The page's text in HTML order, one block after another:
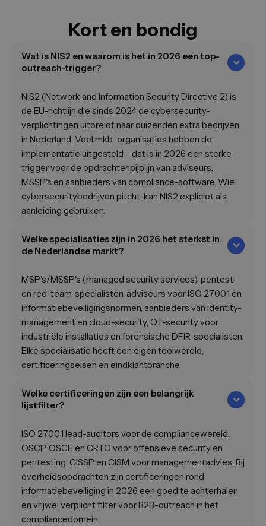
Kort en bondig
Wat is NIS2 en waarom is het in 2026 een top-
outreach-trigger?
NIS2 (Network and Information Security Directive 2) is
de EU-richtlijn die sinds 2024 de cybersecurity-
verplichtingen uitbreidt naar duizenden extra bedrijven
in Nederland. Veel mkb-organisaties hebben de
implementatie uitgesteld – dat is in 2026 een sterke
trigger voor de opdrachtenpijplijn van adviseurs,
MSSP's en aanbieders van compliance-software. Wie
cybersecuritybedrijven pitcht, kan NIS2 expliciet als
aanleiding gebruiken.
Welke specialisaties zijn in 2026 het sterkst in
de Nederlandse markt?
MSP's/MSSP's (managed security services), pentest-
en red-team-specialisten, adviseurs voor ISO 27001 en
informatiebeveiligingsnormen, aanbieders van identity-
management en cloud-security, OT-security voor
industriële installaties en forensische DFIR-specialisten.
Elke specialisatie heeft een eigen toolwereld,
certificeringseisen en eindklantbranche.
Welke certificeringen zijn een belangrijk
lijstfilter?
ISO 27001 lead-auditors voor de compliancewereld.
OSCP, OSCE en CRTO voor offensieve security en
pentesting. CISSP en CISM voor managementadvies. Bij
overheidsopdrachten zijn certificeringen rond
informatiebeveiliging in 2026 een goed te achterhalen
en vrijwel verplicht filter voor B2B-outreach in het
compliancedomein.